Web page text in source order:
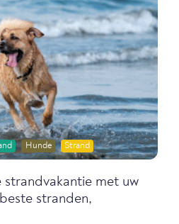
Hunde Strand
strandvakantie met uw
stranden,